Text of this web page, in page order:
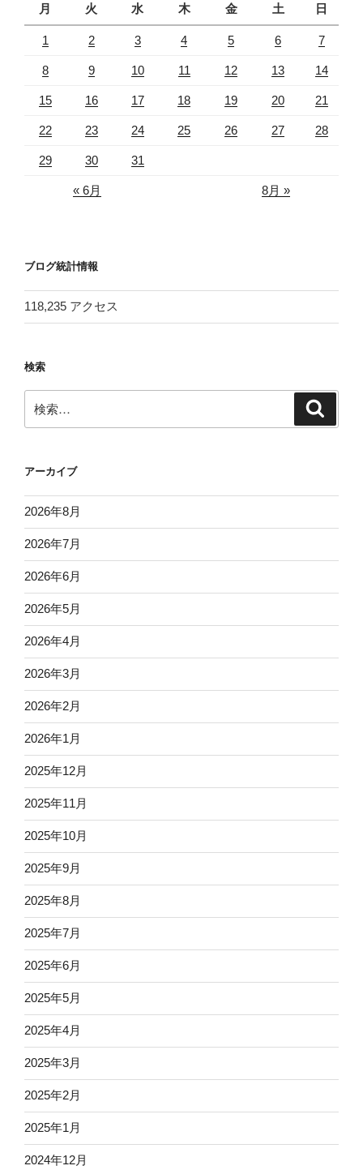
月
火 水 木 金 土 日
1 2 3 4 5 6 7
8 9 10 11 12 13 14
15 16 17 18 19 20 21
22 23 24 25 26 27 28
29 30 31
« 6月 8月 »
ブログ統計情報
118,235 アクセス
検索
索:
アーカイブ
2026年8月
2026年7月
2026年6月
2026年5月
2026年4月
2026年3月
2026年2月
2026年1月
2025年12月
2025年11月
2025年10月
2025年9月
2025年8月
2025年7月
2025年6月
2025年5月
2025年4月
2025年3月
2025年2月
2025年1月
2024年12月